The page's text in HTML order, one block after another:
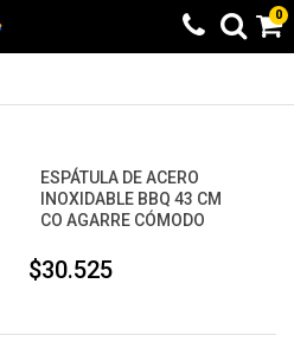
0
ESPÁTULA DE ACERO
INOXIDABLE BBQ 43 CM
CO AGARRE CÓMODO
$30.525